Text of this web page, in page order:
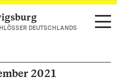
DEUTSCHLANDS
2021